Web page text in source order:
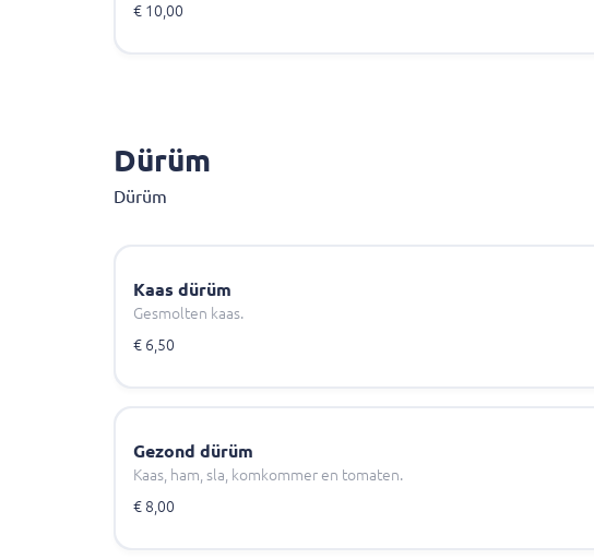
€ 10,00
Dürüm
Dürüm
Kaas dürüm
Gesmolten kaas.
€ 6,50
Gezond dürüm
Kaas, ham, sla, komkommer en tomaten.
€ 8,00